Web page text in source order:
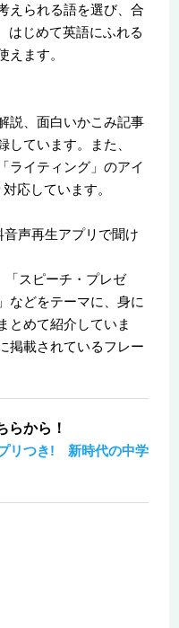
えられる語を選び、合
はじめて英語にふれる
えます。
説、面白いかこみ記事
しています。また、
ライティング」のアイ
応しています。
声再生アプリで聞け
「スピーチ・プレゼ
などをテーマに、身に
とめて紹介していま
掲載されているフレー
らから！
リつき! 新時代の中学